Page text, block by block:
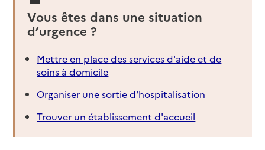
Mis à jour le : 22/07/2026
Service autonomie à domicile (aide)
Adresse
6 rue Émile Augier
38000
Grenoble
04 76 87 29 17
Vous êtes dans une situation
d’urgence ?
Mettre en place des services d'aide et de
soins à domicile
Organiser une sortie d'hospitalisation
Trouver un établissement d'accueil